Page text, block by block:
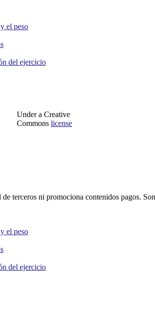
el peso
del ejercicio
Under a Creative
Commons license
terceros ni promociona contenidos pagos.
el peso
del ejercicio